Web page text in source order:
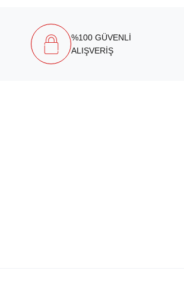
%100 GÜVENLİ
ALIŞVERİŞ